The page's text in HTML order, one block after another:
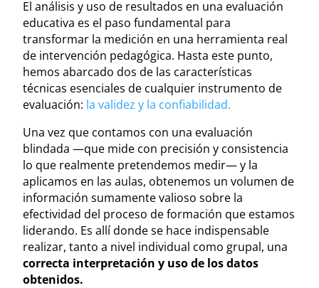
El análisis y uso de resultados en una evaluación
educativa es el paso fundamental para
transformar la medición en una herramienta real
de intervención pedagógica. Hasta este punto,
hemos abarcado dos de las características
técnicas esenciales de cualquier instrumento de
evaluación: la validez y la confiabilidad.
Una vez que contamos con una evaluación
blindada —que mide con precisión y consistencia
lo que realmente pretendemos medir— y la
aplicamos en las aulas, obtenemos un volumen de
información sumamente valioso sobre la
efectividad del proceso de formación que estamos
liderando. Es allí donde se hace indispensable
realizar, tanto a nivel individual como grupal, una
correcta interpretación y uso de los datos
obtenidos.